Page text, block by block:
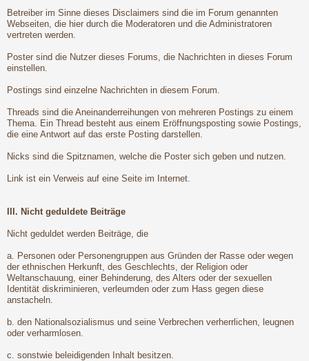
Betreiber im Sinne dieses Disclaimers sind die im Forum genannten
Webseiten, die hier durch die Moderatoren und die Administratoren
vertreten werden.
Poster sind die Nutzer dieses Forums, die Nachrichten in dieses Forum
einstellen.
Postings sind einzelne Nachrichten in diesem Forum.
Threads sind die Aneinanderreihungen von mehreren Postings zu einem
Thema. Ein Thread besteht aus einem Eröffnungsposting sowie Postings,
die eine Antwort auf das erste Posting darstellen.
Nicks sind die Spitznamen, welche die Poster sich geben und nutzen.
Link ist ein Verweis auf eine Seite im Internet.
III. Nicht geduldete Beiträge
Nicht geduldet werden Beiträge, die
a. Personen oder Personengruppen aus Gründen der Rasse oder wegen
der ethnischen Herkunft, des Geschlechts, der Religion oder
Weltanschauung, einer Behinderung, des Alters oder der sexuellen
Identität diskriminieren, verleumden oder zum Hass gegen diese
anstacheln.
b. den Nationalsozialismus und seine Verbrechen verherrlichen, leugnen
oder verharmlosen.
c. sonstwie beleidigenden Inhalt besitzen.